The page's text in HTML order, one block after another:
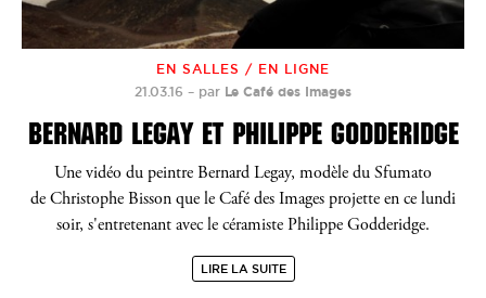
EN SALLES / EN LIGNE
21.03.16 – par Le Café des Images
BERNARD LEGAY ET PHILIPPE GODDERIDGE
Une vidéo du peintre Bernard Legay, modèle du Sfumato
de Christophe Bisson que le Café des Images projette en ce lundi
soir, s'entretenant avec le céramiste Philippe Godderidge.
LIRE LA SUITE